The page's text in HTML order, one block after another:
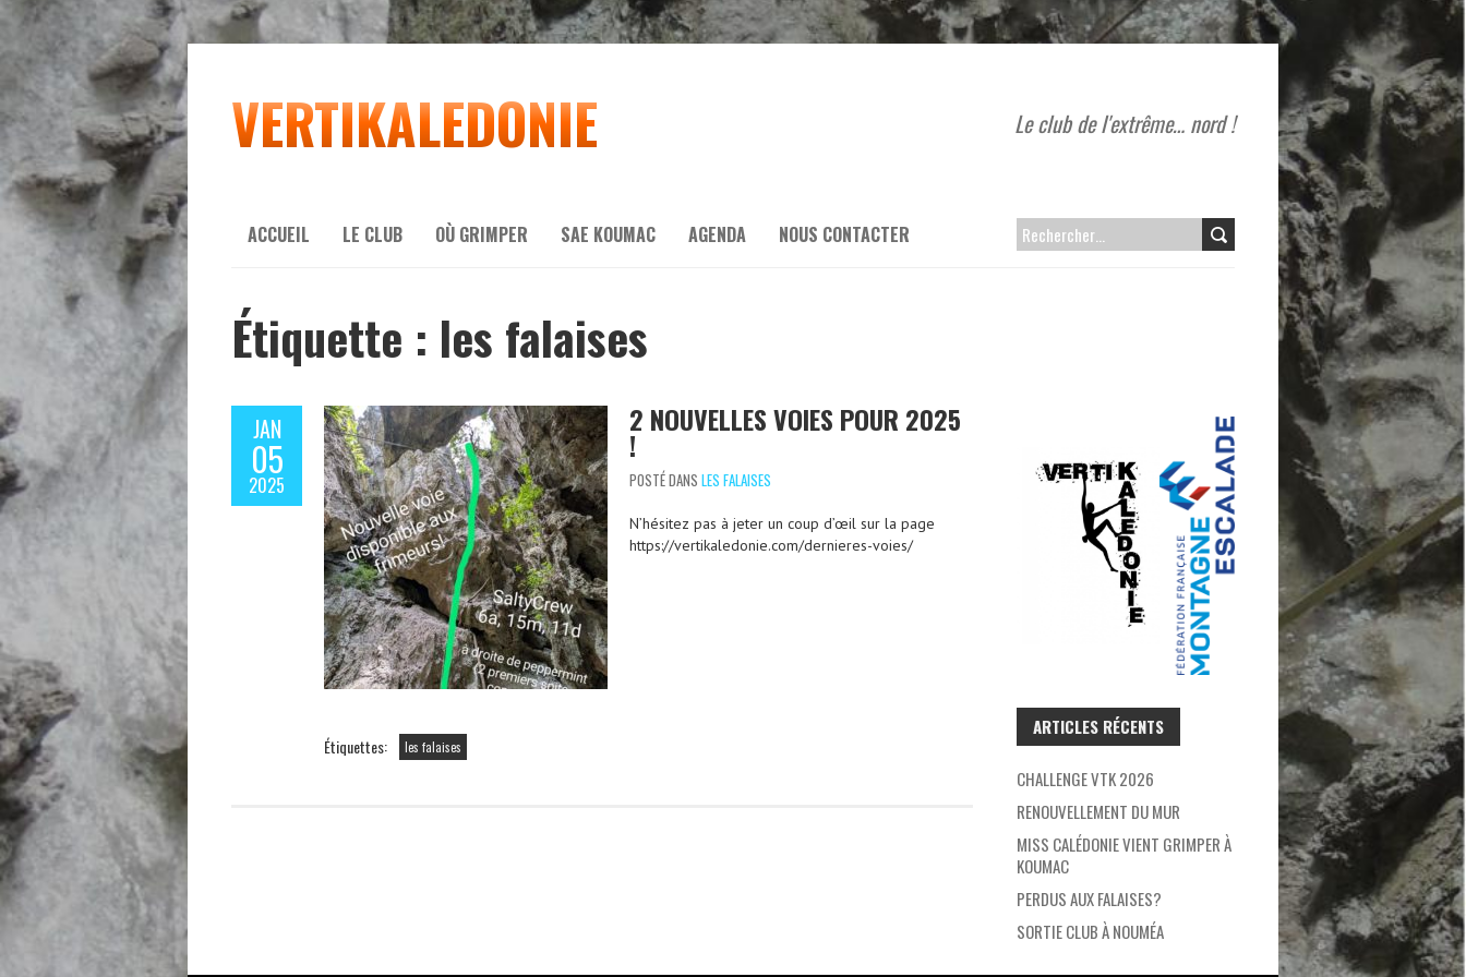
VERTIKALEDONIE Le club de l'extrême… nord !
ACCUEIL LE CLUB OÙ GRIMPER SAE KOUMAC AGENDA NOUS CONTACTER RECHERCHER :
Étiquette : les falaises
JAN
05
2025
2 NOUVELLES VOIES POUR 2025
!
POSTÉ DANS LES FALAISES
N’hésitez pas à jeter un coup d’œil sur la page
https://vertikaledonie.com/dernieres-voies/
Étiquettes: les falaises
ARTICLES RÉCENTS
CHALLENGE VTK 2026
RENOUVELLEMENT DU MUR
MISS CALÉDONIE VIENT GRIMPER À
KOUMAC
PERDUS AUX FALAISES?
SORTIE CLUB À NOUMÉA